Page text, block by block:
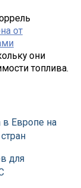
от
они
топлива.
в Европе на
для